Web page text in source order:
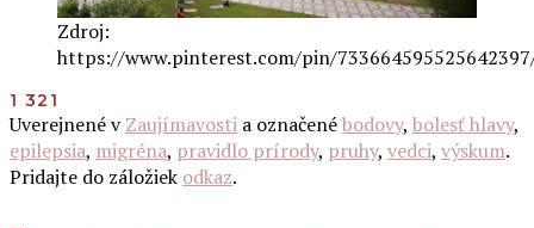
Zdroj:
https://www.pinterest.com/pin/
1 321
Uverejnené vZaujímavosti a označenébodovy, bolesť hlavy,
epilepsia, migréna, pravidlo prírody, pruhy, vedci, výskum.
Pridajte do záložiek odkaz.